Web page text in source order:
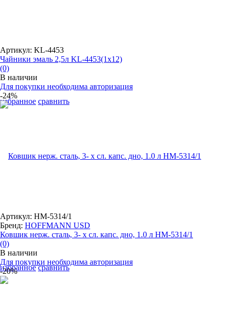
избранное сравнить
Артикул: KL-4453
Чайники эмаль 2,5л KL-4453(1x12)
(0)
В наличии
Для покупки необходима авторизация
-24%
избранное сравнить
Артикул: HM-5314/1
Бренд: HOFFMANN USD
Ковшик нерж. сталь, 3- х сл. капс. дно, 1.0 л HM-5314/1
(0)
В наличии
Для покупки необходима авторизация
-20%